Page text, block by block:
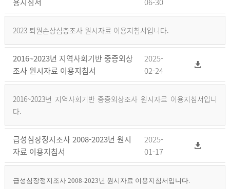
2023 퇴원손상심층조사 원시자료 이용지침서입니다.
2016~2023년 지역사회기반 중증외상
조사 원시자료 이용지침서
2025-
02-24
2016~2023년 지역사회기반 중증외상조사 원시자료 이용지침서입니
다.
급성심장정지조사 2008-2023년 원시
자료 이용지침서
2025-
01-17
급성심장정지조사 2008-2023년 원시자료 이용지침서입니다.